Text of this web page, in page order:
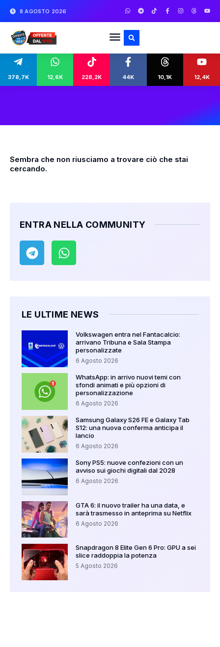
8 AGOSTO 2026
378,7K 12,6K 228,2K 44K 10,1K 12,4K
Sembra che non riusciamo a trovare ciò che stai
cercando.
ENTRA NELLA COMMUNITY
LE ULTIME NEWS
Volkswagen entra nel Fantacalcio:
arrivano Tribuna e Sala Stampa
personalizzate
6 Agosto 2026
WhatsApp: in arrivo nuovi temi con
sfondi animati e più opzioni di
personalizzazione
6 Agosto 2026
Samsung Galaxy S26 FE e Galaxy Tab
S12: una nuova conferma anticipa il
lancio
6 Agosto 2026
Sony PS5: nuove confezioni con un
avviso sui giochi digitali dal 2028
6 Agosto 2026
GTA 6: il nuovo trailer ha una data, e
sarà trasmesso in anteprima su Netflix
6 Agosto 2026
Snapdragon 8 Elite Gen 6 Pro: GPU a sei
slice raddoppia la potenza
5 Agosto 2026